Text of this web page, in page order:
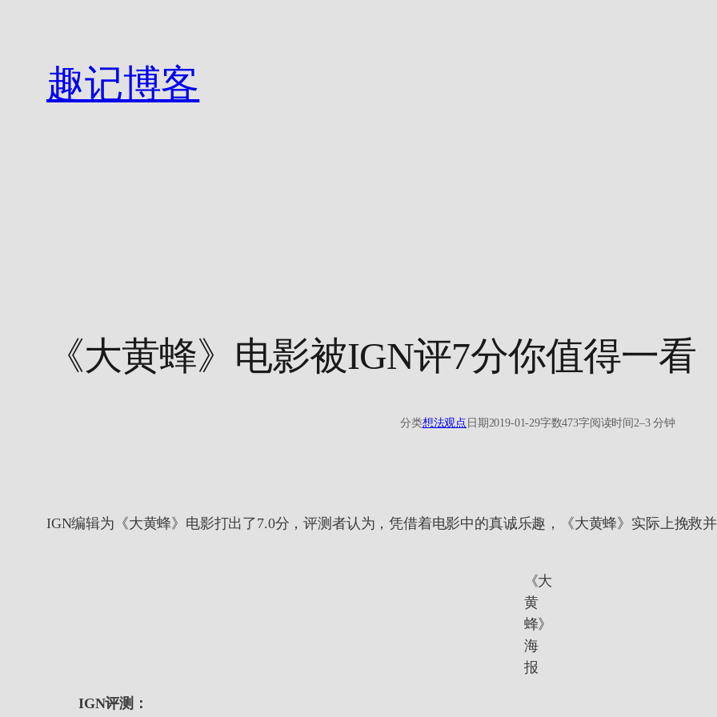
趣记博客
《大黄蜂》电影被IGN评7分你值得一看
分类想法观点 日期2019-01-29字数473字阅读时间2–3 分钟
IGN编辑为《大黄蜂》电影打出了7.0分，评测者认为，凭借着电影中的真诚乐趣，《大黄蜂》实际上挽救
《大
黄
蜂》
海
报
IGN评测：